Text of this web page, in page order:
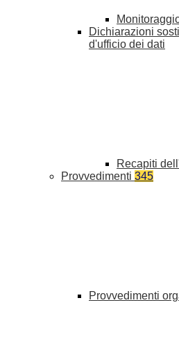
Dichiarazioni
d'ufficio dei dati
Recapiti
Provvedimenti 345
Provvedimenti